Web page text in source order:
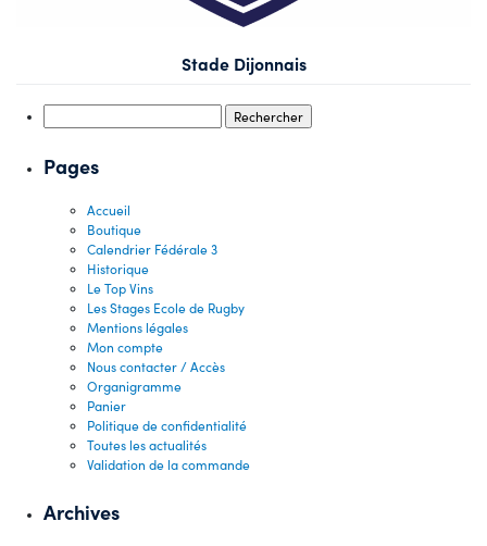
Stade Dijonnais
Pages
Accueil
Boutique
Calendrier Fédérale 3
Historique
Le Top Vins
Les Stages Ecole de Rugby
Mentions légales
Mon compte
Nous contacter / Accès
Organigramme
Panier
Politique de confidentialité
Toutes les actualités
Validation de la commande
Archives